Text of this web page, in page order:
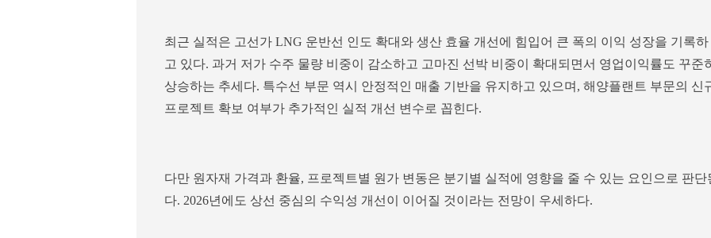
최근 실적은 고선가 LNG 운반선 인도 확대와 생산 효율 개선에 힘입어 큰 폭의 이익 성장을 기록하
고 있다. 과거 저가 수주 물량 비중이 감소하고 고마진 선박 비중이 확대되면서 영업이익률도 꾸준
상승하는 추세다. 특수선 부문 역시 안정적인 매출 기반을 유지하고 있으며, 해양플랜트 부문의 신
프로젝트 확보 여부가 추가적인 실적 개선 변수로 꼽힌다.
다만 원자재 가격과 환율, 프로젝트별 원가 변동은 분기별 실적에 영향을 줄 수 있는 요인으로 판단
다. 2026년에도 상선 중심의 수익성 개선이 이어질 것이라는 전망이 우세하다.